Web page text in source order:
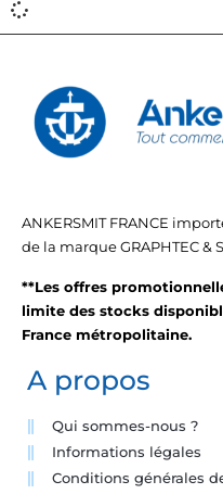
ANKERSMIT FRANCE
de la marque GRAPHTEC &
**Les offres
limite des stocks
France métropolitaine.
A propos
Qui sommes-nous ?
Informations légales
Conditions générales